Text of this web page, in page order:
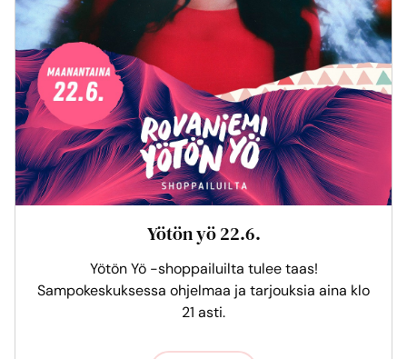
Yötön yö 22.6.
Yötön Yö -shoppailuilta tulee taas!
Sampokeskuksessa ohjelmaa ja tarjouksia aina klo
21 asti.